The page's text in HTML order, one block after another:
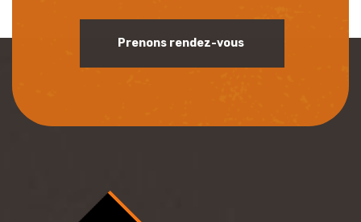
Prenons rendez-vous